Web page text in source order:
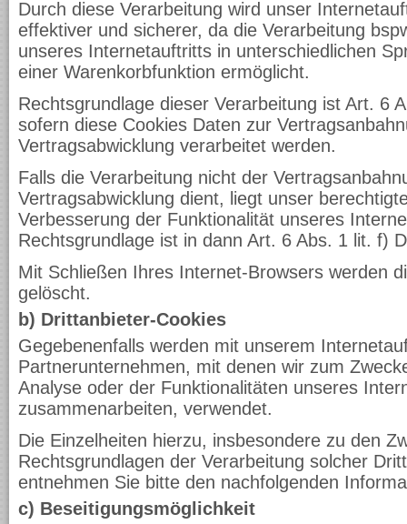
Durch diese Verarbeitung wird unser
effektiver und sicherer, da die Verarbeitung
unseres Internetauftritts in unterschiedlichen
einer Warenkorbfunktion ermöglicht.
Rechtsgrundlage dieser Verarbeitung ist Art. 6
sofern diese Cookies Daten zur
Vertragsabwicklung verarbeitet werden.
Falls die Verarbeitung nicht der
Vertragsabwicklung dient, liegt unser
Verbesserung der Funktionalität unseres
Rechtsgrundlage ist in dann Art. 6 Abs. 1 lit. f)
Mit Schließen Ihres Internet-Browsers werden
gelöscht.
b) Drittanbieter-Cookies
Gegebenenfalls werden mit unserem
Partnerunternehmen, mit denen wir zum
Analyse oder der Funktionalitäten unseres
zusammenarbeiten, verwendet.
Die Einzelheiten hierzu, insbesondere zu den
Rechtsgrundlagen der Verarbeitung solcher
entnehmen Sie bitte den nachfolgenden
c) Beseitigungsmöglichkeit